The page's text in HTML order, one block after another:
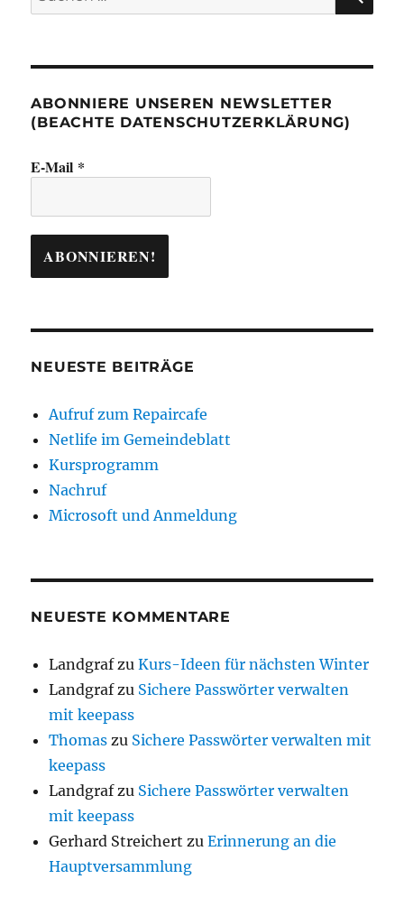
nach:
ABONNIERE UNSEREN NEWSLETTER
(BEACHTE DATENSCHUTZERKLÄRUNG)
E-Mail *
NEUESTE BEITRÄGE
Aufruf zum Repaircafe
Netlife im Gemeindeblatt
Kursprogramm
Nachruf
Microsoft und Anmeldung
NEUESTE KOMMENTARE
LandgrafzuKurs-Ideen für nächsten Winter
Landgrafzu Sichere Passwörter verwalten
mit keepass
Thomas zu Sichere Passwörter verwalten mit
keepass
Landgrafzu Sichere Passwörter verwalten
mit keepass
Gerhard Streichert zuErinnerung an die
Hauptversammlung